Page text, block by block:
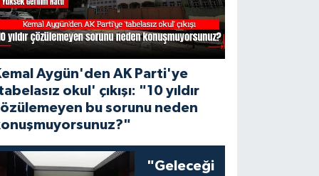
Aygün'den AK Parti'ye
okul' çıkışı: "10 yıldır
bu sorunu neden
"Geleceği